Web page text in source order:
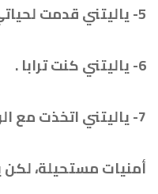
5- ياليتني قدمت لحياتي .
6- ياليتني كنت ترابا .
7- ياليتني اتخذت مع الرسول سبيلا.
أمنيات مستحيلة، لكن